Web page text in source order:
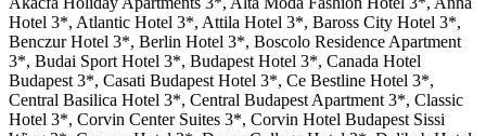
Hotel 3*, Atlantic Hotel 3*, Attila Hotel 3*, Baross City Hotel 3*,
Benczur Hotel 3*, Berlin Hotel 3*, Boscolo Residence Apartment
3*, Budai Sport Hotel 3*, Budapest Hotel 3*, Canada Hotel
Budapest 3*, Casati Budapest Hotel 3*, Ce Bestline Hotel 3*,
Central Basilica Hotel 3*, Central Budapest Apartment 3*, Classic
Hotel 3*, Corvin Center Suites 3*, Corvin Hotel Budapest Sissi